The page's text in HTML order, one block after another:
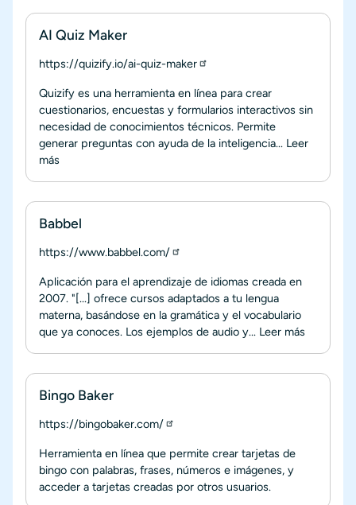
AI Quiz Maker
https://quizify.io/ai-quiz-maker
Quizify es una herramienta en línea para crear
cuestionarios, encuestas y formularios interactivos sin
necesidad de conocimientos técnicos. Permite
generar preguntas con ayuda de la inteligencia... Leer
más
Babbel
https://www.babbel.com/
Aplicación para el aprendizaje de idiomas creada en
2007. "[...] ofrece cursos adaptados a tu lengua
materna, basándose en la gramática y el vocabulario
que ya conoces. Los ejemplos de audio y... Leer más
Bingo Baker
https://bingobaker.com/
Herramienta en línea que permite crear tarjetas de
bingo con palabras, frases, números e imágenes, y
acceder a tarjetas creadas por otros usuarios.